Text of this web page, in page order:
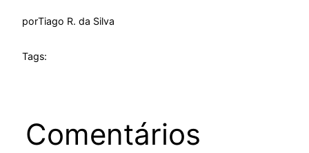
porTiago R. da Silva
Tags:
Comentários